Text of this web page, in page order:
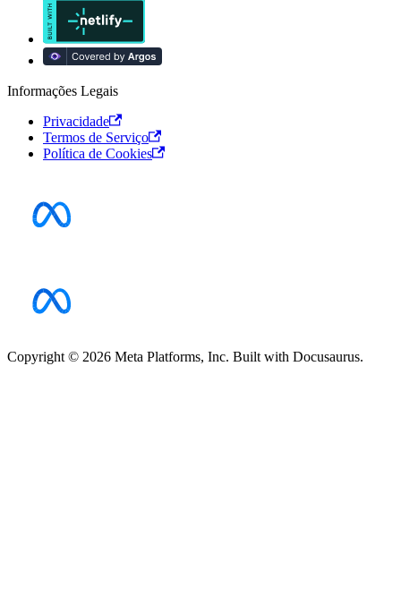
Informações Legais
Privacidade
Termos de Serviço
Política de Cookies
Copyright © 2026 Meta Platforms, Inc. Built with Docusaurus.